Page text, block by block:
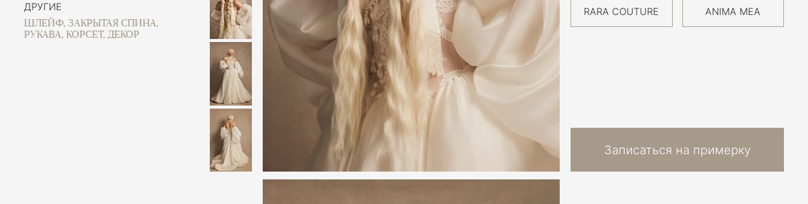
ДРУГИЕ
ШЛЕЙФ, ЗАКРЫТАЯ СПИНА,
РУКАВА, КОРСЕТ, ДЕКОР
RARA COUTURE ANIMA MEA
Записаться на примерку